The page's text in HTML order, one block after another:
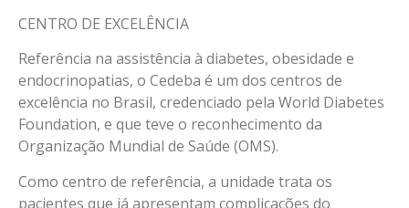
CENTRO DE EXCELÊNCIA
Referência na assistência à diabetes, obesidade e
endocrinopatias, o Cedeba é um dos centros de
excelência no Brasil, credenciado pela World Diabetes
Foundation, e que teve o reconhecimento da
Organização Mundial de Saúde (OMS).
Como centro de referência, a unidade trata os
pacientes que já apresentam complicações do